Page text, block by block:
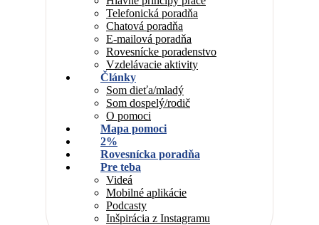
Telefonická poradňa
Chatová poradňa
E-mailová poradňa
Rovesnícke poradenstvo
Vzdelávacie aktivity
Články
Som dieťa/mladý
Som dospelý/rodič
O pomoci
Mapa pomoci
2%
Rovesnícka poradňa
Pre teba
Videá
Mobilné aplikácie
Podcasty
Inšpirácia z Instagramu